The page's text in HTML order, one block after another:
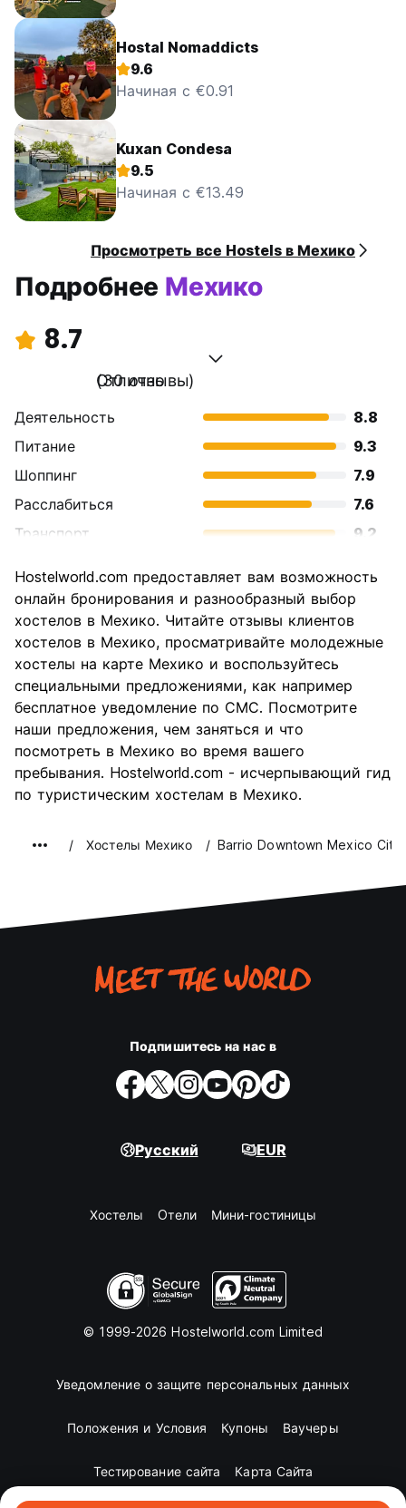
Hostal Nomaddicts
9.6
Начиная с €0.91
Kuxan Condesa
9.5
Начиная с €13.49
Просмотреть все Hostels в Мехико
Подробнее Мехико
8.7
Отлично
(30 отзывы)
Деятельность
8.8
Питание
9.3
Шоппинг
7.9
Расслабиться
7.6
Транспорт
9.2
достопримечательностей
9.1
Культура
Ночная жизнь
8.1
Соотношение цены и
качества
Hostelworld.com предоставляет вам возможность
онлайн бронирования и разнообразный выбор
хостелов в Мехико. Читайте отзывы клиентов
хостелов в Мехико, просматривайте молодежные
хостелы на карте Мехико и воспользуйтесь
специальными предложениями, как например
бесплатное уведомление по СМС. Посмотрите
наши предложения, чем заняться и что
посмотреть в Мехико во время вашего
пребывания. Hostelworld.com - исчерпывающий гид
по туристическим хостелам в Мехико.
Хостелы Мехико Barrio Downtown Mexico City
Подпишитесь на нас в
Русский EUR
Хостелы Oтели Мини-гостиницы
© 1999-2026 Hostelworld.com Limited
Уведомление о защите персональных данных
Положения и Условия Купоны Ваучеры
Тестирование сайта Карта Сайта